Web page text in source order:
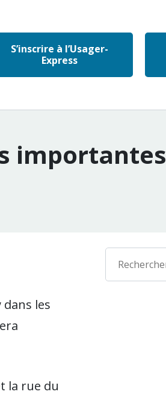
S’inscrire à l’Usager-
Express
importantes
les
la rue du
Recherche